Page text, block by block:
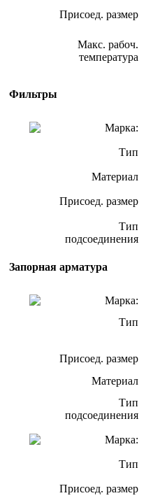
Присоед. размер
Макс. рабоч.
температура
Фильтры
Марка:
Тип
Материал
Присоед. размер
Тип
подсоединения
Запорная арматура
Марка:
Тип
Присоед. размер
Материал
Тип
подсоединения
Марка:
Тип
Присоед. размер